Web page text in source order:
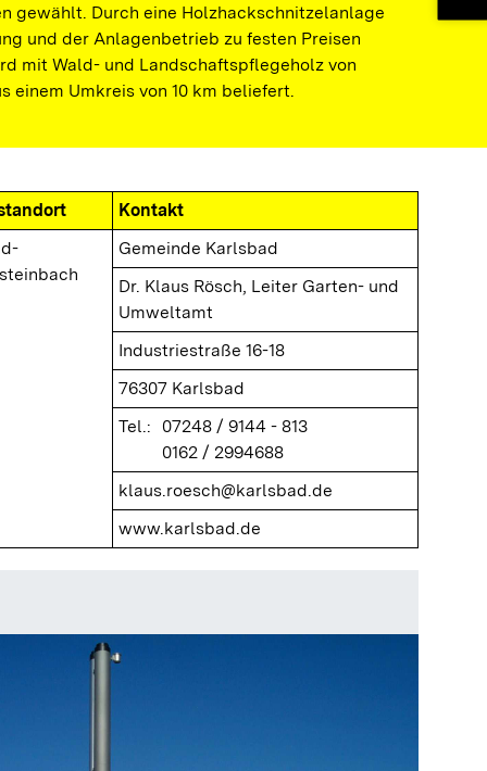
gewählt. Durch eine Holzhackschnitzelanlage
und der Anlagenbetrieb zu festen Preisen
mit Wald- und Landschaftspflegeholz von
einem Umkreis von 10 km beliefert.
Kontakt
Gemeinde Karlsbad
Dr. Klaus Rösch, Leiter Garten- und
Umweltamt
Industriestraße 16-18
76307 Karlsbad
Tel.:
07248 / 9144 - 813
0162 / 2994688
klaus.roesch@karlsbad.de
www.karlsbad.de